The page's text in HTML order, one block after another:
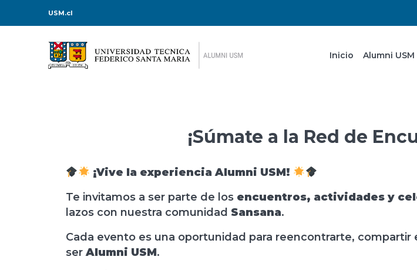
USM.cl
Inicio Alumni USM
¡Súmate a la Red de
¡Vive la experiencia Alumni USM!
Te invitamos a ser parte de los encuentros, actividades y
lazos con nuestra comunidad Sansana.
Cada evento es una oportunidad para reencontrarte,
serAlumni USM.